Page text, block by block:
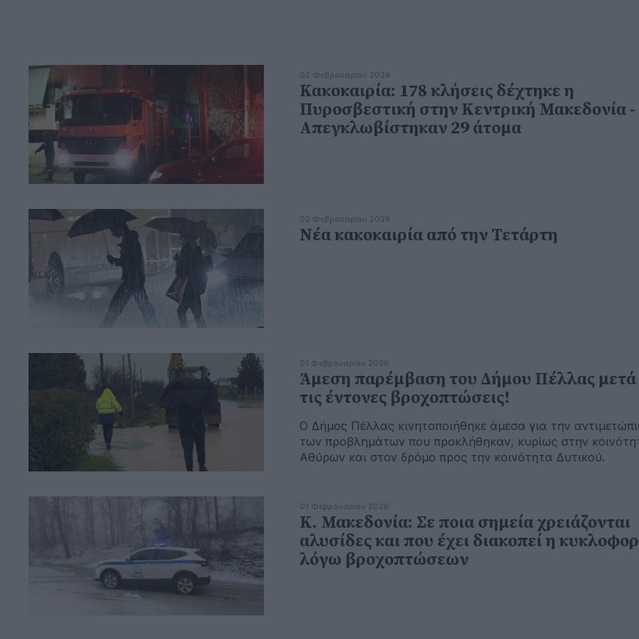
02 Φεβρουαρίου 2026
Κακοκαιρία: 178 κλήσεις δέχτηκε η
Πυροσβεστική στην Κεντρική Μακεδονία -
Απεγκλωβίστηκαν 29 άτομα
02 Φεβρουαρίου 2026
Νέα κακοκαιρία από την Τετάρτη
01 Φεβρουαρίου 2026
Άμεση παρέμβαση του Δήμου Πέλλας μετά
τις έντονες βροχοπτώσεις!
Ο Δήμος Πέλλας κινητοποιήθηκε άμεσα για την
των προβλημάτων που προκλήθηκαν, κυρίως στην
Αθύρων και στον δρόμο προς την κοινότητα Δυτικού.
01 Φεβρουαρίου 2026
Κ. Μακεδονία: Σε ποια σημεία χρειάζονται
αλυσίδες και που έχει διακοπεί η
λόγω βροχοπτώσεων